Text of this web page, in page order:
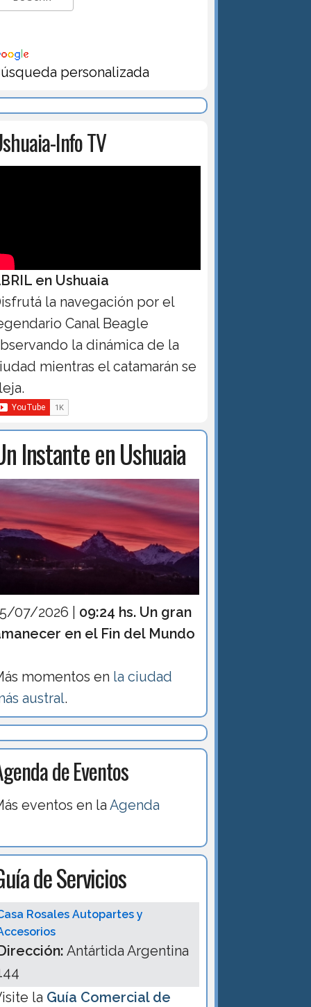
personalizada
Info TV
en Ushuaia
la navegación por el
Canal Beagle
la dinámica de la
mientras el catamarán se
Instante en Ushuaia
07/2026 | 09:24 hs. Un gran
en el Fin del Mundo
momentos en la ciudad
austral.
de Eventos
eventos en laAgenda
de Servicios
Rosales Autopartes y
Antártida Argentina
la Guía Comercial de